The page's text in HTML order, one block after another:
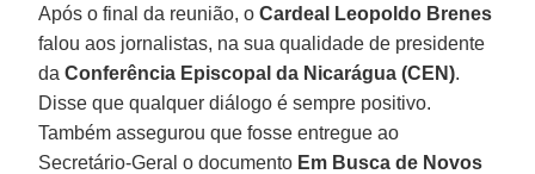
Após o final da reunião, oCardeal Leopoldo Brenes
falou aos jornalistas, na sua qualidade de presidente
da Conferência Episcopal da Nicarágua (CEN).
Disse que qualquer diálogo é sempre positivo.
Também assegurou que fosse entregue ao
Secretário-Geral o documento Em Busca de Novos